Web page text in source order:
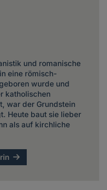
und romanische
eine römisch-
wurde und
katholischen
war der Grundstein
Heute baut sie lieber
als auf kirchliche